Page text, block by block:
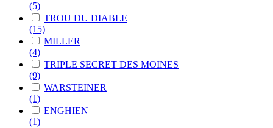
(5)
TROU DU DIABLE
(15)
MILLER
(4)
TRIPLE SECRET DES MOINES
(9)
WARSTEINER
(1)
ENGHIEN
(1)